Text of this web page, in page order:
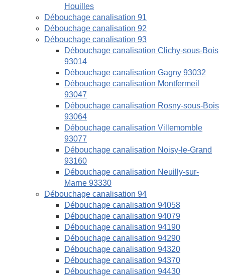
Houilles
Débouchage canalisation 91
Débouchage canalisation 92
Débouchage canalisation 93
Débouchage canalisation Clichy-sous-Bois
93014
Débouchage canalisation Gagny 93032
Débouchage canalisation Montfermeil
93047
Débouchage canalisation Rosny-sous-Bois
93064
Débouchage canalisation Villemomble
93077
Débouchage canalisation Noisy-le-Grand
93160
Débouchage canalisation Neuilly-sur-
Marne 93330
Débouchage canalisation 94
Débouchage canalisation 94058
Débouchage canalisation 94079
Débouchage canalisation 94190
Débouchage canalisation 94290
Débouchage canalisation 94320
Débouchage canalisation 94370
Débouchage canalisation 94430